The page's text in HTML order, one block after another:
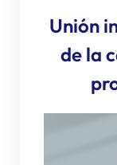
Unión
de la